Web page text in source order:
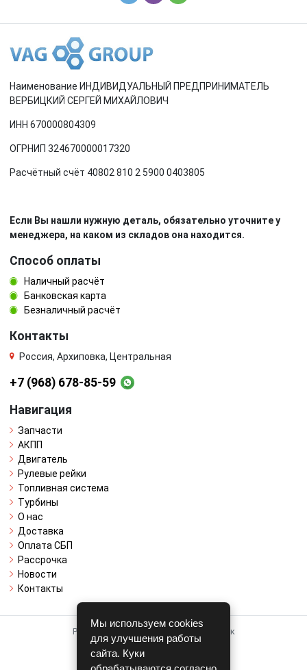
Наименование ИНДИВИДУАЛЬНЫЙ ПРЕДПРИНИМАТЕЛЬ
ВЕРБИЦКИЙ СЕРГЕЙ МИХАЙЛОВИЧ
ИНН 670000804309
ОГРНИП 324670000017320
Расчётный счёт 40802 810 2 5900 0403805
Если Вы нашли нужную деталь, обязательно уточните у
менеджера, на каком из складов она находится.
Способ оплаты
Наличный расчёт
Банковская карта
Безналичный расчёт
Контакты
Россия, Архиповка, Центральная
+7 (968) 678-85-59
Навигация
Запчасти
АКПП
Двигатель
Рулевые рейки
Топливная система
Турбины
О нас
Доставка
Оплата СБП
Рассрочка
Новости
Контакты
Работает на системе для авторазборок
CARRO.БИЗНЕС
Мы используем cookies
для улучшения работы
сайта. Куки